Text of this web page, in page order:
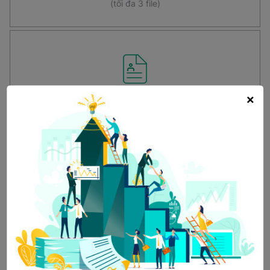
(tối đa 3 file)
Bạn biết tin tuyển dụng qua kênh nào?
Fanpage công ty
Facebook cán bộ tuyển
dụng
Vietnamwork
Vieclam24h
Careerbuilder
Linkedin công ty
Khác (Google...)
Nếu chưa có CV, bạn có thể tạo nhanh tại đây
×